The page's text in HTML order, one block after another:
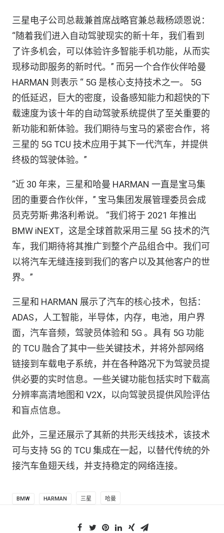
三星电子公司总裁兼首席战略官兼总裁杨颂恩说：
“随着我们进入自动驾驶现实的新十年，我们看到
了许多机会，可以体验许多智能手机功能，从而实
现移动即服务的新时代。” 而另一个合作伙伴哈曼
HARMAN 则表示 “ 5G 是核心支持技术之一。 5G
的低延迟，巨大的密度，设备感知能力和超快的下
载速度为该十年的自动驾驶系统提供了至关重要的
新功能和新体验。我们期待与宝马的紧密合作，将
三星的 5G TCU 技术应用于其下一代汽车，并提供
终极的驾驶体验。”
“近 30 年来，三星和哈曼 HARMAN 一直是宝马集
团的重要合作伙伴，” 宝马集团发展管理委员会成
员克劳斯·弗洛利希说。 “我们将于 2021 年推出
BMW iNEXT，这是全球首款采用三星 5G 技术的汽
车，我们期待将其推广到整个产品组合中。我们可
以将汽车无缝连接到我们的客户以及其他客户的世
界。”
三星和 HARMAN 展示了汽车的核心技术，包括：
ADAS，人工智能，半导体，内存，电池，用户界
面，汽车音频，驾驶员体验和 5G 。具有 5G 功能
的 TCU 融合了其中一些关键技术，并将外部网络
链接到车载电子系统，并在各种路况下为驾驶员提
供必要的实时信息。一些关键功能包括实时下载高
分辨率高清地图和 V2X，以向驾驶员提供风险评估
和盲点信息。
此外，三星还展示了其新的共形天线技术，该技术
可与支持 5G 的 TCU 集成在一起，以替代传统的外
接汽车鱼翅天线，并支持稳定的网络连接。
BMW HARMAN 三星 哈曼